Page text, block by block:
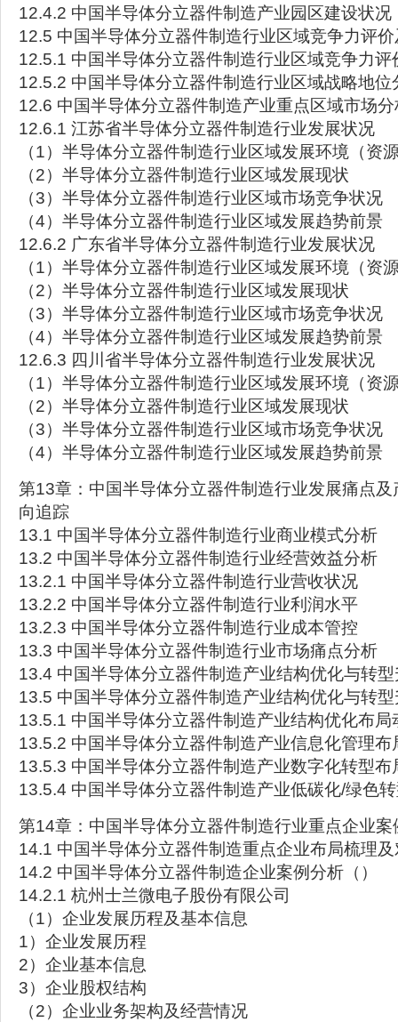
12.4.2 中国半导体分立器件制造产业园区建设状况
12.5 中国半导体分立器件制造行业区域竞争力评
12.5.1 中国半导体分立器件制造行业区域竞争力评
12.5.2 中国半导体分立器件制造行业区域战略地位
12.6 中国半导体分立器件制造产业重点区域市场分
12.6.1 江苏省半导体分立器件制造行业发展状况
（1）半导体分立器件制造行业区域发展环境（资
（2）半导体分立器件制造行业区域发展现状
（3）半导体分立器件制造行业区域市场竞争状况
（4）半导体分立器件制造行业区域发展趋势前景
12.6.2 广东省半导体分立器件制造行业发展状况
（1）半导体分立器件制造行业区域发展环境（资
（2）半导体分立器件制造行业区域发展现状
（3）半导体分立器件制造行业区域市场竞争状况
（4）半导体分立器件制造行业区域发展趋势前景
12.6.3 四川省半导体分立器件制造行业发展状况
（1）半导体分立器件制造行业区域发展环境（资
（2）半导体分立器件制造行业区域发展现状
（3）半导体分立器件制造行业区域市场竞争状况
（4）半导体分立器件制造行业区域发展趋势前景
第13章：中国半导体分立器件制造行业发展痛点
向追踪
13.1 中国半导体分立器件制造行业商业模式分析
13.2 中国半导体分立器件制造行业经营效益分析
13.2.1 中国半导体分立器件制造行业营收状况
13.2.2 中国半导体分立器件制造行业利润水平
13.2.3 中国半导体分立器件制造行业成本管控
13.3 中国半导体分立器件制造行业市场痛点分析
13.4 中国半导体分立器件制造产业结构优化与转
13.5 中国半导体分立器件制造产业结构优化与转
13.5.1 中国半导体分立器件制造产业结构优化布局
13.5.2 中国半导体分立器件制造产业信息化管理布
13.5.3 中国半导体分立器件制造产业数字化转型布
13.5.4 中国半导体分立器件制造产业低碳化/绿色
第14章：中国半导体分立器件制造行业重点企业案
14.1 中国半导体分立器件制造重点企业布局梳理
14.2 中国半导体分立器件制造企业案例分析（）
14.2.1 杭州士兰微电子股份有限公司
（1）企业发展历程及基本信息
1）企业发展历程
2）企业基本信息
3）企业股权结构
（2）企业业务架构及经营情况